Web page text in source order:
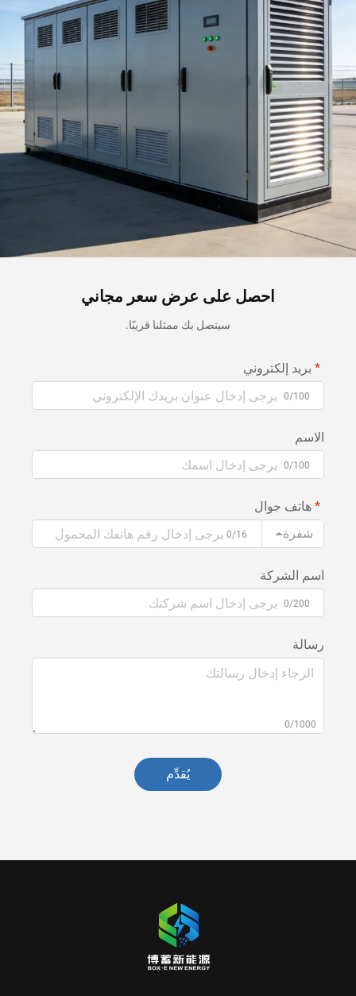
احصل على عرض سعر مجاني
سيتصل بك ممثلنا قريبًا.
بريد إلكتروني
0/100
الاسم
0/100
هاتف جوال
شفرة
0/16
اسم الشركة
0/200
رسالة
0/1000
يُقدِّم